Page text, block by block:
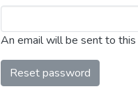
An email will be sent to
Reset password